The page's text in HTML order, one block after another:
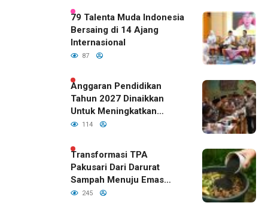
79 Talenta Muda Indonesia
Bersaing di 14 Ajang
Internasional
87
Anggaran Pendidikan
Tahun 2027 Dinaikkan
Untuk Meningkatkan
Kualitas Anak Bangsa,
RI
114
Transformasi TPA
Pakusari Dari Darurat
Sampah Menuju Emas
Hijau di Era Kepemimpinan
245